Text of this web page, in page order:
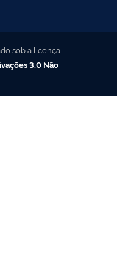
sob a licença
3.0 Não